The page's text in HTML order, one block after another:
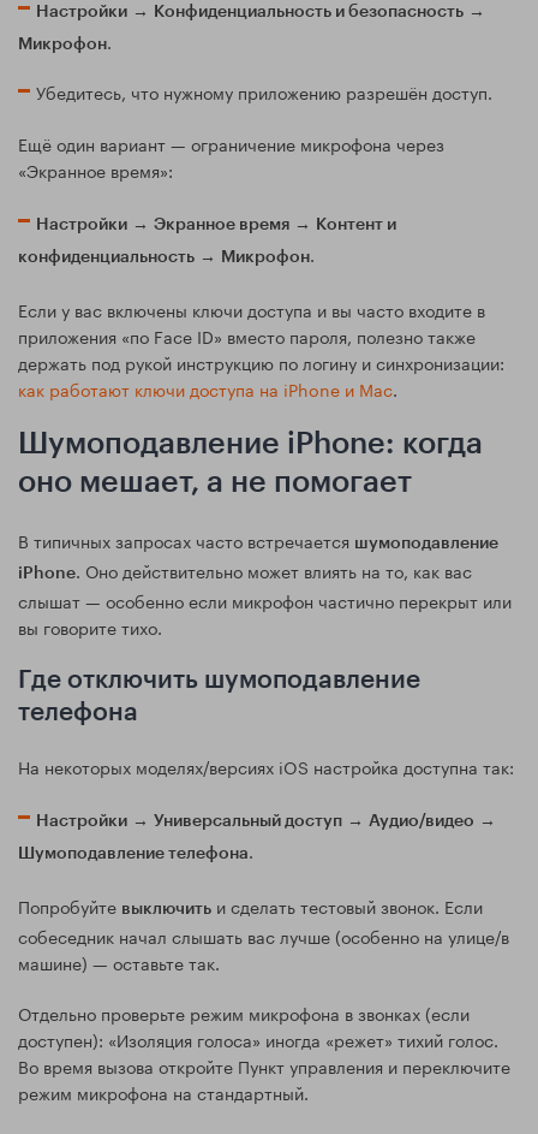
Настройки → Конфиденциальность и безопасность →
Микрофон.
Убедитесь, что нужному приложению разрешён доступ.
Ещё один вариант — ограничение микрофона через
«Экранное время»:
Настройки → Экранное время →
Контент и
конфиденциальность → Микрофон.
Если у вас включены ключи доступа и вы часто входите в
приложения «по Face ID» вместо пароля, полезно также
держать под рукой инструкцию по логину и синхронизации:
как работают ключи доступа на iPhone и Mac.
Шумоподавление iPhone: когда
оно мешает, а не помогает
В типичных запросах часто встречается шумоподавление
iPhone. Оно действительно может влиять на то, как вас
слышат — особенно если микрофон частично перекрыт или
вы говорите тихо.
Где отключить шумоподавление
телефона
На некоторых моделях/версиях iOS настройка доступна так:
Настройки → Универсальный доступ → Аудио/видео →
Шумоподавление телефона.
Попробуйте выключить и сделать тестовый звонок. Если
собеседник начал слышать вас лучше (особенно на улице/в
машине) — оставьте так.
Отдельно проверьте режим микрофона в звонках (если
доступен): «Изоляция голоса» иногда «режет» тихий голос.
Во время вызова откройте Пункт управления и переключите
режим микрофона на стандартный.